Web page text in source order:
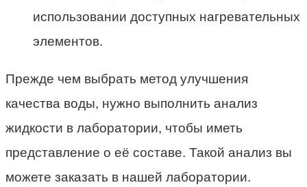
использовании доступных нагревательных
элементов.
Прежде чем выбрать метод улучшения
качества воды, нужно выполнить анализ
жидкости в лаборатории, чтобы иметь
представление о её составе. Такой анализ вы
можете заказать в нашей лаборатории.